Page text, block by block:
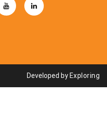
Developed by Exploring